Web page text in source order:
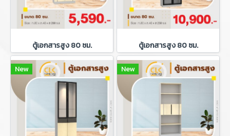
ตู้เอกสารสูง 80 ซม. ตู้เอกสารสูง 80 ซม.
New New